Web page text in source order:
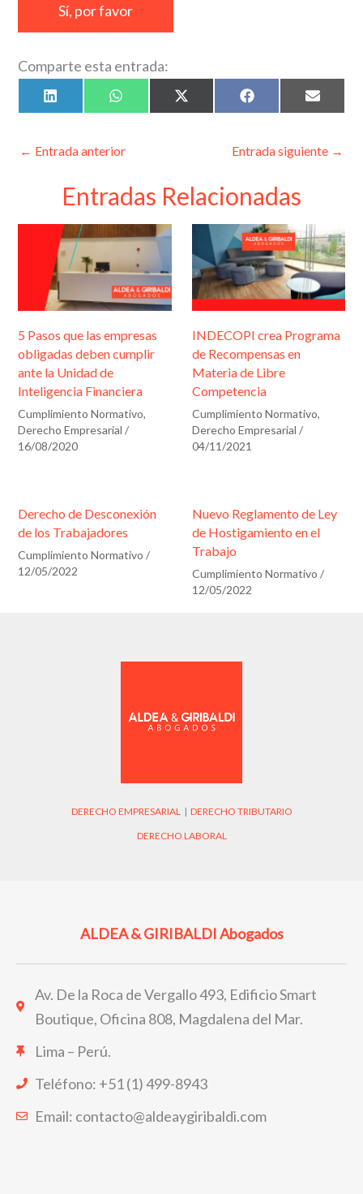
s
e
r
i
ó
n
*
Sí, por favor
Comparte esta entrada:
Compartir
en
L
i
e
Compartir
en
W
h
s
Compartir
en
X
(
e
r
)
Compartir
en
F
a
b
en
E
m
l
← Entrada anterior Entrada siguiente →
Entradas Relacionadas
5 Pasos que las empresas
obligadas deben cumplir
ante la Unidad de
Inteligencia Financiera
Cumplimiento Normativo,
Derecho Empresarial /
16/08/2020
INDECOPI crea Programa
de Recompensas en
Materia de Libre
Competencia
Cumplimiento Normativo,
Derecho Empresarial /
04/11/2021
Derecho de Desconexión
de los Trabajadores
Cumplimiento Normativo /
12/05/2022
Nuevo Reglamento de Ley
de Hostigamiento en el
Trabajo
Cumplimiento Normativo /
12/05/2022
DERECHO EMPRESARIAL | DERECHO TRIBUTARIO
DERECHO LABORAL
ALDEA & GIRIBALDI Abogados
Av. De la Roca de Vergallo 493, Edificio Smart
Boutique, Oficina 808, Magdalena del Mar.
Lima – Perú.
Teléfono: +51 (1) 499-8943
Email: contacto@aldeaygiribaldi.com